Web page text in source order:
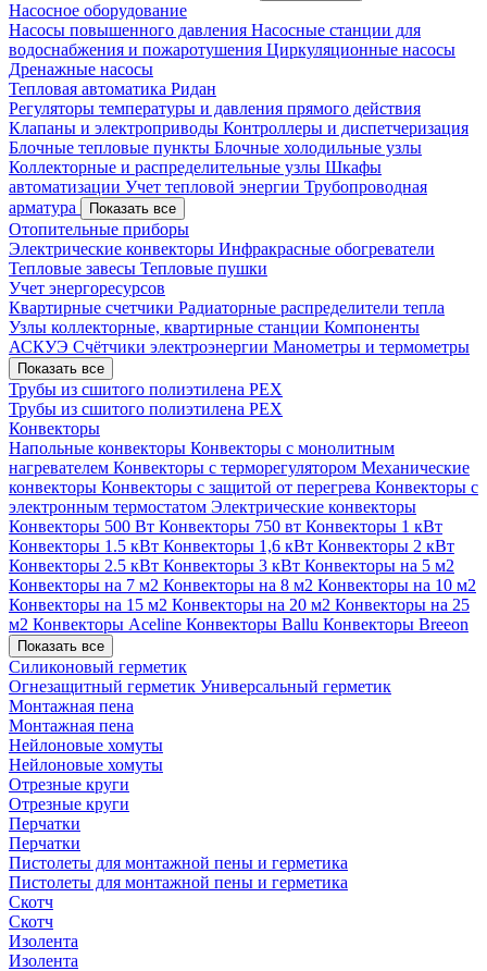
Насосное оборудование
Насосы повышенного давления Насосные станции для
водоснабжения и пожаротушения Циркуляционные насосы
Дренажные насосы
Тепловая автоматика Ридан
Регуляторы температуры и давления прямого действия
Клапаны и электроприводы Контроллеры и диспетчеризация
Блочные тепловые пункты Блочные холодильные узлы
Коллекторные и распределительные узлы Шкафы
автоматизации Учет тепловой энергии Трубопроводная
арматура
Показать все
Отопительные приборы
Электрические конвекторы Инфракрасные обогреватели
Тепловые завесы Тепловые пушки
Учет энергоресурсов
Квартирные счетчики Радиаторные распределители тепла
Узлы коллекторные, квартирные станции Компоненты
АСКУЭ Счётчики электроэнергии Манометры и термометры
Показать все
Трубы из сшитого полиэтилена PEX
Трубы из сшитого полиэтилена PEX
Конвекторы
Напольные конвекторы Конвекторы с монолитным
нагревателем Конвекторы с терморегулятором Механические
конвекторы Конвекторы с защитой от перегрева Конвекторы с
электронным термостатом Электрические конвекторы
Конвекторы 500 Вт Конвекторы 750 вт Конвекторы 1 кВт
Конвекторы 1.5 кВт Конвекторы 1,6 кВт Конвекторы 2 кВт
Конвекторы 2.5 кВт Конвекторы 3 кВт Конвекторы на 5 м2
Конвекторы на 7 м2 Конвекторы на 8 м2 Конвекторы на 10 м2
Конвекторы на 15 м2 Конвекторы на 20 м2 Конвекторы на 25
м2 Конвекторы Aceline Конвекторы Ballu Конвекторы Breeon
Показать все
Силиконовый герметик
Огнезащитный герметик Универсальный герметик
Монтажная пена
Монтажная пена
Нейлоновые хомуты
Нейлоновые хомуты
Отрезные круги
Отрезные круги
Перчатки
Перчатки
Пистолеты для монтажной пены и герметика
Пистолеты для монтажной пены и герметика
Скотч
Скотч
Изолента
Изолента